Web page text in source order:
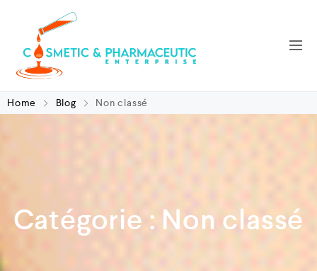
Home Blog Non classé
Catégorie : Non classé